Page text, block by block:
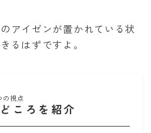
まった件について
アイゼンが置かれている状
るはずですよ。
の視点
ころを紹介